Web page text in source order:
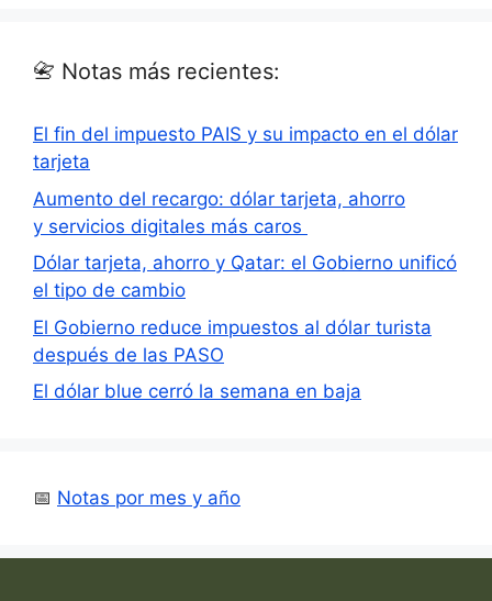
📇 Notas más recientes:
El fin del impuesto PAIS y su impacto en el dólar
tarjeta
Aumento del recargo: dólar tarjeta, ahorro
y servicios digitales más caros
Dólar tarjeta, ahorro y Qatar: el Gobierno unificó
el tipo de cambio
El Gobierno reduce impuestos al dólar turista
después de las PASO
El dólar blue cerró la semana en baja
📅 Notas por mes y año